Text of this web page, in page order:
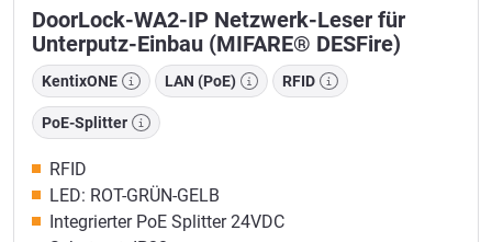
DoorLock-WA2-IP Netzwerk-Leser für
Unterputz-Einbau (MIFARE® DESFire)
KentixONE LAN (PoE) RFID
PoE-Splitter
RFID
LED: ROT-GRÜN-GELB
Integrierter PoE Splitter 24VDC